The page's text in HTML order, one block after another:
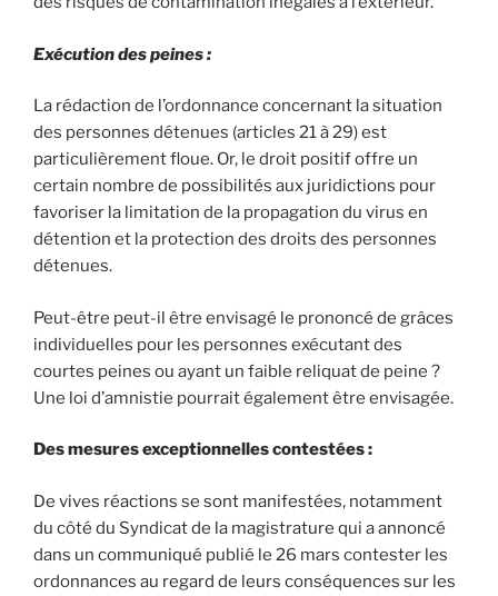
Exécution des peines :
La rédaction de l’ordonnance concernant la situation
des personnes détenues (articles 21 à 29) est
particulièrement floue. Or, le droit positif offre un
certain nombre de possibilités aux juridictions pour
favoriser la limitation de la propagation du virus en
détention et la protection des droits des personnes
détenues.
Peut-être peut-il être envisagé le prononcé de grâces
individuelles pour les personnes exécutant des
courtes peines ou ayant un faible reliquat de peine ?
Une loi d’amnistie pourrait également être envisagée.
Des mesures exceptionnelles contestées :
De vives réactions se sont manifestées, notamment
du côté du Syndicat de la magistrature qui a annoncé
dans un communiqué publié le 26 mars contester les
ordonnances au regard de leurs conséquences sur les